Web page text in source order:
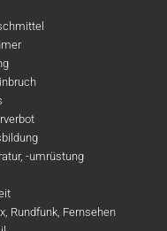
-umrüstung
Rundfunk, Fernsehen